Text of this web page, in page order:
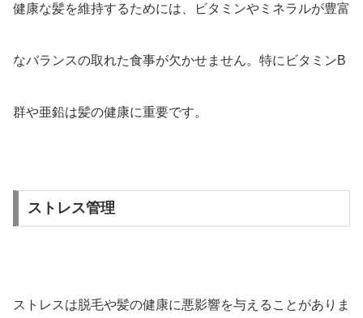
健康な髪を維持するためには、ビタミンやミネラルが豊富
なバランスの取れた食事が欠かせません。特にビタミンB
群や亜鉛は髪の健康に重要です。
ストレス管理
ストレスは脱毛や髪の健康に悪影響を与えることがありま